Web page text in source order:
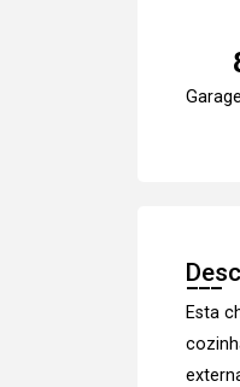
Esta